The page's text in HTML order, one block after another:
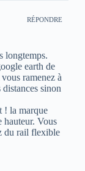
RÉPONDRE
longtemps.
earth de
ramenez à
sinon
! la marque
hauteur. Vous
du rail flexible